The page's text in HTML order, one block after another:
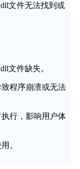
文件无法找到或
文件缺失。
程序崩溃或无法
行，影响用户体
。